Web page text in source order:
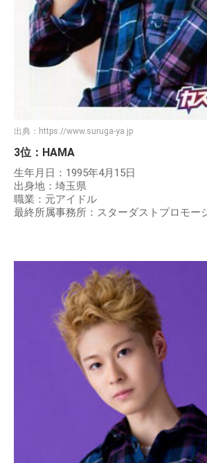
出典： https://www.suruga-ya.jp
3位：HAMA
生年月日：1995年4月15日
出身地：埼玉県
職業：元アイドル
最終所属事務所：スターダストプロモー